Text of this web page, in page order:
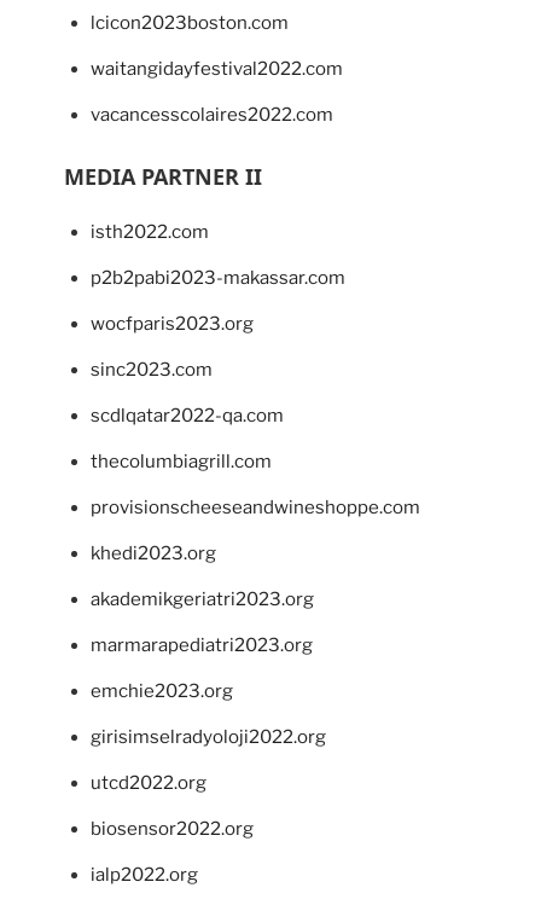
lcicon2023boston.com
waitangidayfestival2022.com
vacancesscolaires2022.com
MEDIA PARTNER II
isth2022.com
p2b2pabi2023-makassar.com
wocfparis2023.org
sinc2023.com
scdlqatar2022-qa.com
thecolumbiagrill.com
provisionscheeseandwineshoppe.com
khedi2023.org
akademikgeriatri2023.org
marmarapediatri2023.org
emchie2023.org
girisimselradyoloji2022.org
utcd2022.org
biosensor2022.org
ialp2022.org